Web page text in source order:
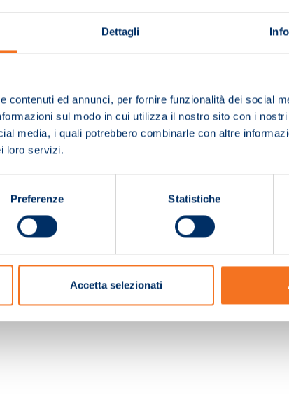
Dettagli
contenuti ed annunci, per fornire funzionalità dei social
sul modo in cui utilizza il nostro sito con i
media, i quali potrebbero combinarle con altre
loro servizi.
Preferenze Statistiche
Accetta selezionati
Pistoia 01680210505 – R.E.A. n.155974 - Cap.Soc. € 2.000.000,00